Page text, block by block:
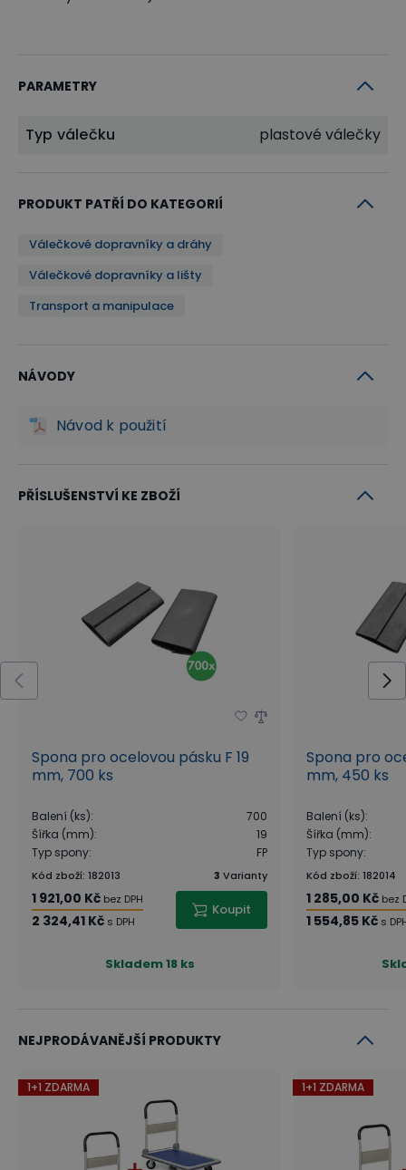
PARAMETRY
Typ válečku plastové válečky
PRODUKT PATŘÍ DO KATEGORIÍ
Válečkové dopravníky a dráhy
Válečkové dopravníky a lišty
Transport a manipulace
NÁVODY
Návod k použití
PŘÍSLUŠENSTVÍ KE ZBOŽÍ
Spona pro ocelovou pásku F 19
mm, 700 ks
Balení (ks):
700
Šířka (mm):
19
Typ spony: FP
Kód zboží: 182013 3 Varianty
1 921,00 Kč bez DPH
2 324,41 Kč s DPH
Koupit
Skladem18 ks
Spona pro
mm, 450 ks
Balení (ks):
Šířka (mm):
Typ spony:
Kód zboží: 182014
1 285,00 Kč bez
1 554,85 Kč s
NEJPRODÁVANĚJŠÍ PRODUKTY
1+1 ZDARMA 1+1 ZDARMA